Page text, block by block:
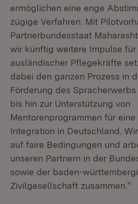
ermöglichen eine enge
zügige Verfahren. Mit
Partnerbundesstaat
wir künftig weitere Impulse
ausländischer Pflegekräfte
dabei den ganzen Prozess in
Förderung des
bis hin zur Unterstützung von
Mentorenprogrammen für
Integration in Deutschland.
auf faire Bedingungen und
unseren Partnern in der
sowie der baden-
Zivilgesellschaft zusammen.“